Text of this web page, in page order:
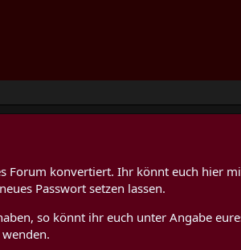
Forum konvertiert. Ihr könnt euch hier
Passwort setzen lassen.
so könnt ihr euch unter Angabe